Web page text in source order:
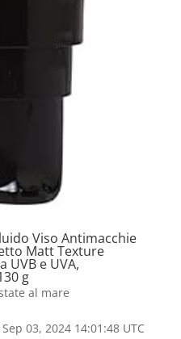
Viso Antimacchie
Matt Texture
UVB e UVA,
g
al mare
03, 2024 14:01:48 UTC